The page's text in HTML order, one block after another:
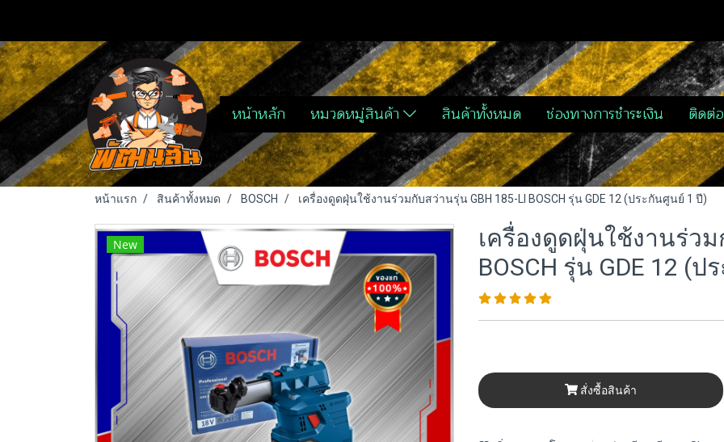
หน้าหลัก หมวดหมู่สินค้า สินค้าทั้งหมด ช่องทางการชำระเงิน ติดต่อ
หน้าแรก สินค้าทั้งหมด BOSCH เครื่องดูดฝุ่นใช้งานร่วมกับสว่านรุ่น GBH 185-LI BOSCH รุ่น GDE 12 (ประกันศูนย์ 1 ปี)
New
เครื่องดูดฝุ่นใช้งานร่ว
BOSCH รุ่น GDE 12 (
สั่งซื้อสินค้า